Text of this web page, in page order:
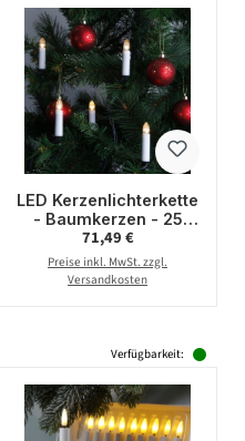
LED Kerzenlichterkette
- Baumkerzen - 25
warmweiße LED - E10
Fassung - L: 16,8m -
für Innen
Regulärer Preis:
71,49 €
Preise inkl. MwSt. zzgl.
Versandkosten
Verfügbarkeit: